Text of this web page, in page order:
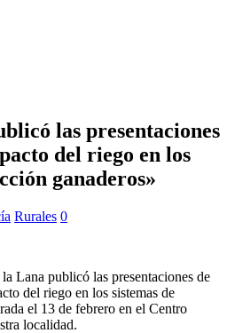
las presentaciones
del riego en los
ganaderos»
Rurales 0
Lana publicó las presentaciones de
del riego en los sistemas de
el 13 de febrero en el Centro
localidad.